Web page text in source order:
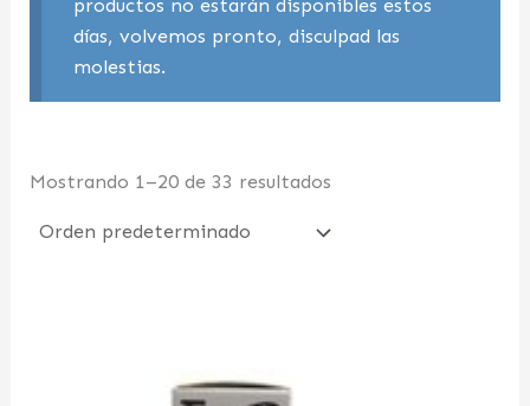
productos no estarán disponibles estos
días, volvemos pronto, disculpad las
molestias.
Mostrando 1–20 de 33 resultados